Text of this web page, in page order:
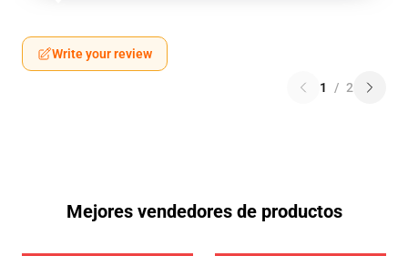
Write your review
1 / 2
Mejores vendedores de productos